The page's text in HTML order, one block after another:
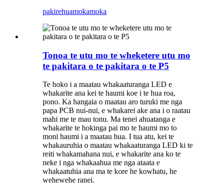
pakirehuamokamoka
Tonoa te utu mo te wheketere utu mo
te pakitara o te pakitara o te P5
Te hoko i a maatau whakaaturanga LED e
whakarite ana kei te haumi koe i te hua roa,
pono. Ka hangaia o maatau aro turuki me nga
papa PCB nui-nui, e whakarei ake ana i o raatau
mahi me te mau tonu. Ma tenei ahuatanga e
whakarite te hokinga pai mo te haumi mo to
moni haumi i a maatau hua. I tua atu, kei te
whakauruhia o maatau whakaaturanga LED ki te
reiti whakamahana nui, e whakarite ana ko te
neke i nga whakaahua me nga ataata e
whakaatuhia ana ma te kore he kowhatu, he
wehewehe ranei.